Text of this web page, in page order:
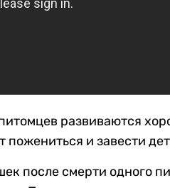
развиваются
пожениться и завести
после смерти одного